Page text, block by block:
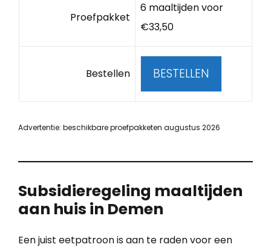
Proefpakket
6 maaltijden voor
€33,50
Bestellen BESTELLEN
Advertentie: beschikbare proefpakketen augustus 2026
Subsidieregeling maaltijden
aan huis in Demen
Een juist eetpatroon is aan te raden voor een